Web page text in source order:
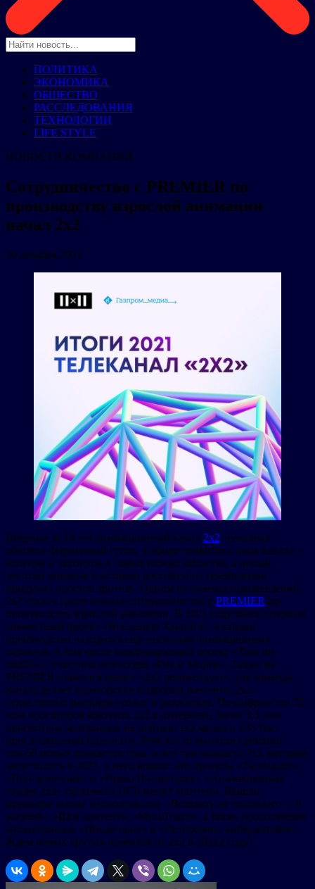
ПОЛИТИКА
ЭКОНОМИКА
ОБЩЕСТВО
РАССЛЕДОВАНИЯ
ТЕХНОЛОГИИ
LIFE STYLE
НОВОСТИ КОМПАНИЙ
Сотрудничество с PREMIER по
производству взрослой анимации
начал 2х2
30 декабря 2021
Впервые за 14 лет анимационный канал 2х2 телеканал
обновил фирменный стиль, в эфире появились лица канала —
блогеры и эксперты в самых разных областях, а новый
логотип впервые в истории российского телевидения
придумал простой зритель. Одним из важных нововведений
2х2 стало стратегическое сотрудничество с PREMIER по
производству взрослой анимации. В 2021 году вышел первый
совместный проект «Вселенная Хакинга», в стадии
производства находится еще несколько анимационных
сериалов, в том числе международный проект «Take my
muffin» с участием режиссера «Рик и Морти». Также на
PREMIER появился раздел «2х2 рекомендует», где команда
канала делает кураторские подборки контента. 2х2
существенно расширил охват в диджитале. По цифрам это 72
млн просмотров контента 2х2 в интернете, более 3,3 млн
просмотров материалов на портале 2х2.медиа и 333 тыс.
прослушиваний подкастов. Podcasts.ru выпустил рейтинг
топ-50 новых подкастов года, и все три подкаста 2х2, которые
запустились в 2021, в него вошли: это проекты «Ты кидалт»,
«Поп-девичник» и «Радио Нигдегород». «Анимационная
студия 2х2» произвела 1870 минут контента. Вышли
премьеры новых мультсериалов: «Возврату не подлежит», «9
жизней», «Шоу контент», «МульTouch», а также продолжения
мультсериалов «Нигдегород» и «Осторожно, киберземляне».
Ждем новых крутых проектов от 2х2 в 202х2 году!